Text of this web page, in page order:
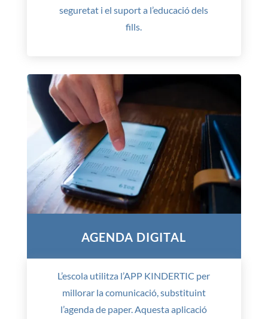
seguretat i el suport a l’educació dels
fills.
AGENDA DIGITAL
L’escola utilitza l’APP KINDERTIC per
millorar la comunicació, substituint
l’agenda de paper. Aquesta aplicació